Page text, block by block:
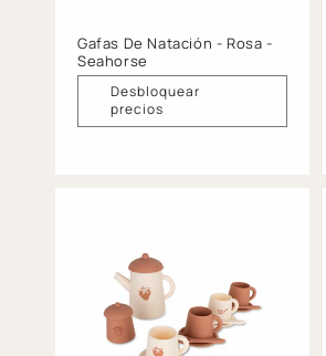
Gafas De Natación - Rosa -
Seahorse
Desbloquear
precios